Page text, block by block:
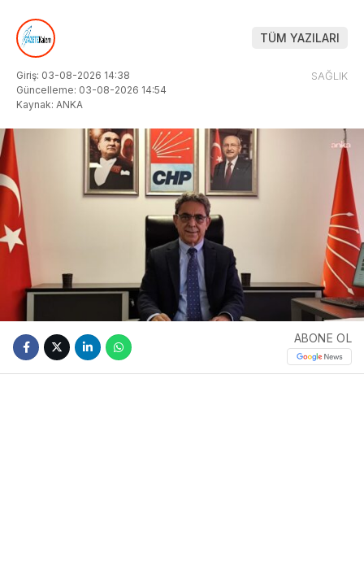
TÜM YAZILARI
Giriş: 03-08-2026 14:38
Güncelleme: 03-08-2026 14:54
Kaynak: ANKA
SAĞLIK
ABONE OL